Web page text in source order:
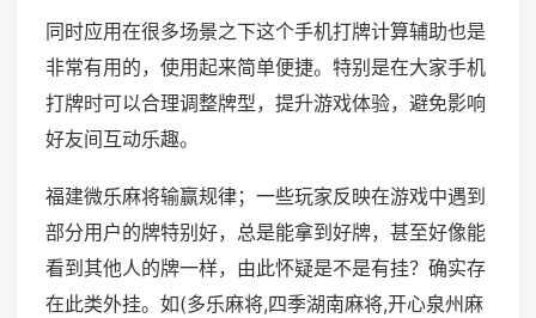
同时应用在很多场景之下这个手机打牌计算辅助也是
非常有用的，使用起来简单便捷。特别是在大家手机
打牌时可以合理调整牌型，提升游戏体验，避免影响
好友间互动乐趣。
福建微乐麻将输赢规律；一些玩家反映在游戏中遇到
部分用户的牌特别好，总是能拿到好牌，甚至好像能
看到其他人的牌一样，由此怀疑是不是有挂？确实存
在此类外挂。如(多乐麻将,四季湖南麻将,开心泉州麻